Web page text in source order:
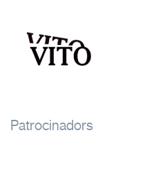
Patrocinadors